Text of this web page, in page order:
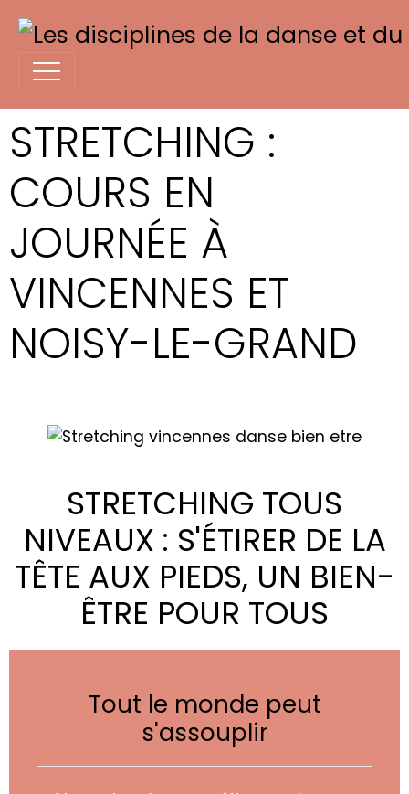
STRETCHING :
COURS EN
JOURNÉE À
VINCENNES ET
NOISY-LE-GRAND
STRETCHING TOUS
NIVEAUX : S'ÉTIRER DE LA
TÊTE AUX PIEDS, UN BIEN-
ÊTRE POUR TOUS
Tout le monde peut
s'assouplir